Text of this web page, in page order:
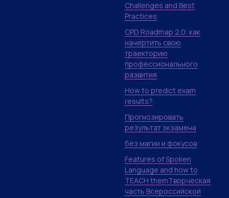
Challenges and Best
Practices
CPD Roadmap 2.0: как
начертить свою
траекторию
профессионального
развития
How to predict exam
results?
Прогнозировать
результат экзамена
без магии и фокусов
Features of Spoken
Language and how to
TEACH themТворческая
часть Всероссийской